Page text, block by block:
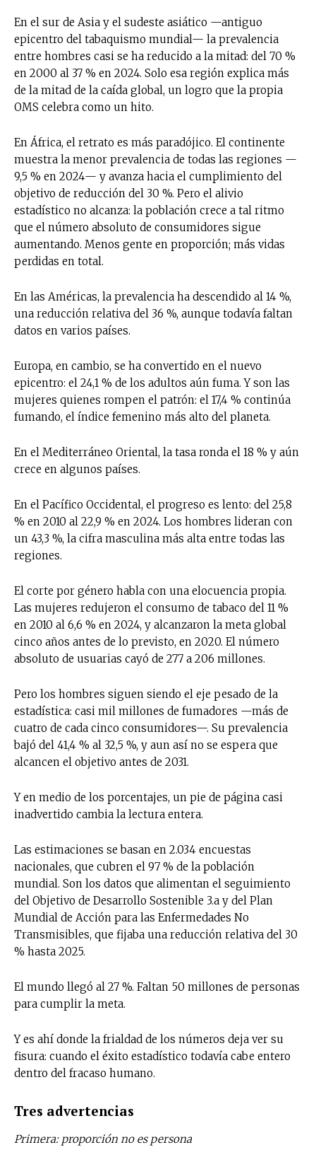
En el sur de Asia y el sudeste asiático —antiguo
epicentro del tabaquismo mundial— la prevalencia
entre hombres casi se ha reducido a la mitad: del 70 %
en 2000 al 37 % en 2024. Solo esa región explica más
de la mitad de la caída global, un logro que la propia
OMS celebra como un hito.
En África, el retrato es más paradójico. El continente
muestra la menor prevalencia de todas las regiones —
9,5 % en 2024— y avanza hacia el cumplimiento del
objetivo de reducción del 30 %. Pero el alivio
estadístico no alcanza: la población crece a tal ritmo
que el número absoluto de consumidores sigue
aumentando. Menos gente en proporción; más vidas
perdidas en total.
En las Américas, la prevalencia ha descendido al 14 %,
una reducción relativa del 36 %, aunque todavía faltan
datos en varios países.
Europa, en cambio, se ha convertido en el nuevo
epicentro: el 24,1 % de los adultos aún fuma. Y son las
mujeres quienes rompen el patrón: el 17,4 % continúa
fumando, el índice femenino más alto del planeta.
En el Mediterráneo Oriental, la tasa ronda el 18 % y aún
crece en algunos países.
En el Pacífico Occidental, el progreso es lento: del 25,8
% en 2010 al 22,9 % en 2024. Los hombres lideran con
un 43,3 %, la cifra masculina más alta entre todas las
regiones.
El corte por género habla con una elocuencia propia.
Las mujeres redujeron el consumo de tabaco del 11 %
en 2010 al 6,6 % en 2024, y alcanzaron la meta global
cinco años antes de lo previsto, en 2020. El número
absoluto de usuarias cayó de 277 a 206 millones.
Pero los hombres siguen siendo el eje pesado de la
estadística: casi mil millones de fumadores —más de
cuatro de cada cinco consumidores—. Su prevalencia
bajó del 41,4 % al 32,5 %, y aun así no se espera que
alcancen el objetivo antes de 2031.
Y en medio de los porcentajes, un pie de página casi
inadvertido cambia la lectura entera.
Las estimaciones se basan en 2.034 encuestas
nacionales, que cubren el 97 % de la población
mundial. Son los datos que alimentan el seguimiento
del Objetivo de Desarrollo Sostenible 3.a y del Plan
Mundial de Acción para las Enfermedades No
Transmisibles, que fijaba una reducción relativa del 30
% hasta 2025.
El mundo llegó al 27 %. Faltan 50 millones de personas
para cumplir la meta.
Y es ahí donde la frialdad de los números deja ver su
fisura: cuando el éxito estadístico todavía cabe entero
dentro del fracaso humano.
Tres advertencias
Primera: proporción no es persona